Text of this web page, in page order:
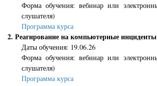
Форма обучения: вебинар или
слушателя)
Программа курса
2. Реагирование на компьютерные инциденты
Даты обучения: 19.06.26
Форма обучения:вебинар или
слушателя)
Программа курса